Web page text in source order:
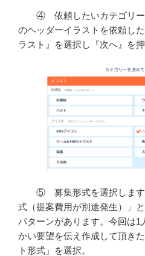
④ 依頼したいカテゴリー
のヘッダーイラストを依頼し
ラスト』を選択し『次へ』を押
⑤ 募集形式を選択します
式（提案費用が別途発生）」
パターンがあります。今回は1
かい要望を伝え作成して頂き
ト形式」を選択。